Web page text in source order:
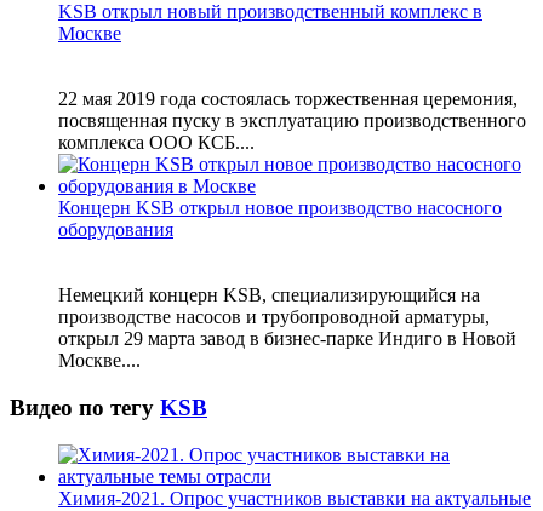
KSB открыл новый производственный комплекс в
Москве
22 мая 2019 года состоялась торжественная церемония,
посвященная пуску в эксплуатацию производственного
комплекса ООО КСБ....
Концерн KSB открыл новое производство насосного
оборудования
Немецкий концерн KSB, специализирующийся на
производстве насосов и трубопроводной арматуры,
открыл 29 марта завод в бизнес-парке Индиго в Новой
Москве....
Видео по тегу KSB
Химия-2021. Опрос участников выставки на актуальные